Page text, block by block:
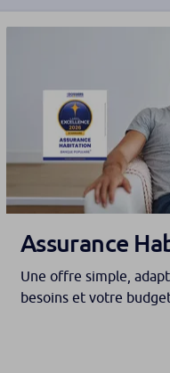
Assurance
Une offre simple,
besoins et votre